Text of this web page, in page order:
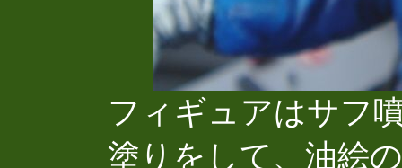
フィギュアはサフ
塗りをして、油絵